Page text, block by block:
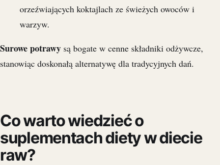
orzeźwiających koktajlach ze świeżych owoców i
warzyw.
Surowe potrawy są bogate w cenne składniki odżywcze,
stanowiąc doskonałą alternatywę dla tradycyjnych dań.
Co warto wiedzieć o
suplementach diety w diecie
raw?